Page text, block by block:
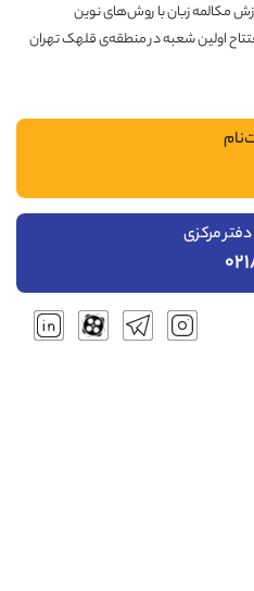
مکالمه زبان با روش‌های نوین
اولین شعبه در منطقه‌ی قلهک تهران
مرکزی